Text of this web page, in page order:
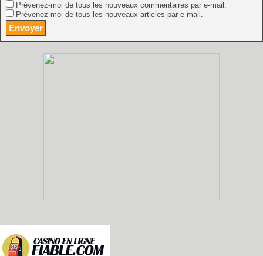
Prévenez-moi de tous les nouveaux commentaires par e-mail.
Prévenez-moi de tous les nouveaux articles par e-mail.